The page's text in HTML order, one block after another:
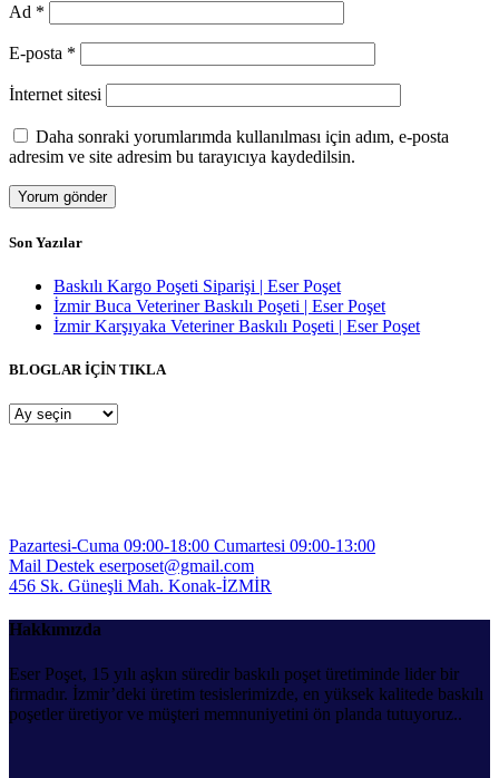
Ad *
E-posta *
İnternet sitesi
Daha sonraki yorumlarımda kullanılması için adım, e-posta
adresim ve site adresim bu tarayıcıya kaydedilsin.
Son Yazılar
Baskılı Kargo Poşeti Siparişi | Eser Poşet
İzmir Buca Veteriner Baskılı Poşeti | Eser Poşet
İzmir Karşıyaka Veteriner Baskılı Poşeti | Eser Poşet
BLOGLAR İÇİN TIKLA
BLOGLAR
Pazartesi-Cuma 09:00-18:00 Cumartesi 09:00-13:00
Mail Destek eserposet@gmail.com
456 Sk. Güneşli Mah. Konak-İZMİR
Hakkımızda
Eser Poşet, 15 yılı aşkın süredir baskılı poşet üretiminde lider bir
firmadır. İzmir’deki üretim tesislerimizde, en yüksek kalitede baskılı
poşetler üretiyor ve müşteri memnuniyetini ön planda tutuyoruz..